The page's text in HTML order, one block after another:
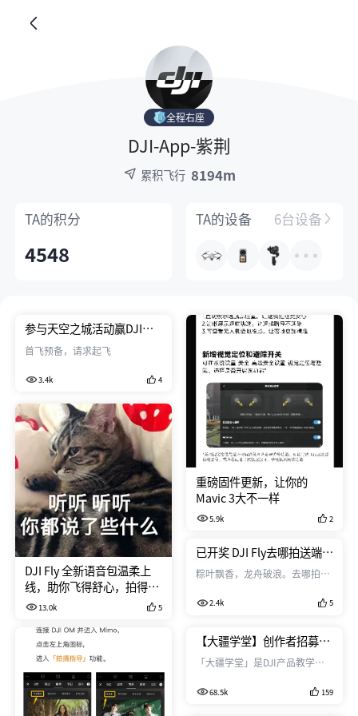
全程右座
DJI-App-紫荆
累积飞行 8194m
TA的积分
4548
TA的设备 6台设备
参与天空之城活动赢DJI
Mini 4 Pro！！
首飞预备，请求起飞
3.4k 4
重磅固件更新，让你的
Mavic 3大不一样
5.9k 2
DJI Fly 全新语音包温柔上
线，助你飞得舒心，拍得安
心 13.0k 5
已开奖 DJI Fly去哪拍送端午
礼盒啦（飞友群入群方式见
本帖）
粽叶飘香，龙舟破浪。去哪拍带
2.4k 5
【大疆学堂】创作者招募持
续进行中！
「大疆学堂」是DJI产品教学的
DJIFly/Mimo/Ronin全球航拍、
68.5k 159